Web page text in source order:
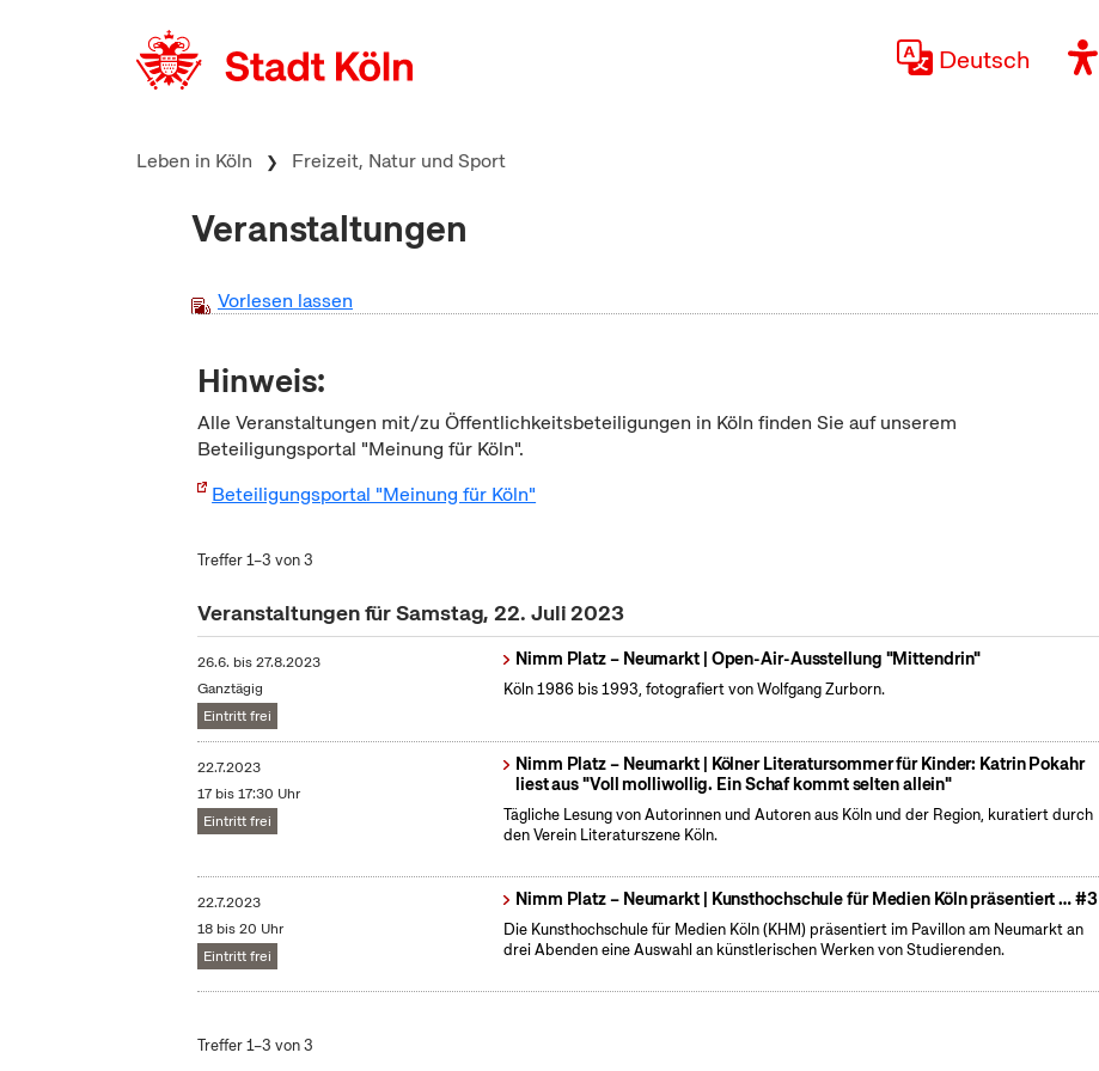
Deutsch
Leben in Köln Freizeit, Natur und Sport
Veranstaltungen
Vorlesen lassen
Hinweis:
Alle Veranstaltungen mit/zu Öffentlichkeitsbeteiligungen in Köln finden Sie auf unserem
Beteiligungsportal "Meinung für Köln".
Beteiligungsportal "Meinung für Köln"
Treffer 1–3 von 3
Veranstaltungen für Samstag, 22. Juli 2023
26.6. bis27.8.2023
Ganztägig
Eintritt frei
Nimm Platz – Neumarkt | Open-Air-Ausstellung "Mittendrin"
Köln 1986 bis 1993, fotografiert von Wolfgang Zurborn.
22.7.2023
17 bis 17:30 Uhr
Eintritt frei
Nimm Platz – Neumarkt | Kölner Literatursommer für Kinder: Katrin Pokahr
liest aus "Voll molliwollig. Ein Schaf kommt selten allein"
Tägliche Lesung von Autorinnen und Autoren aus Köln und der Region, kuratiert durch
den Verein Literaturszene Köln.
22.7.2023
18 bis 20 Uhr
Eintritt frei
Nimm Platz – Neumarkt | Kunsthochschule für Medien Köln präsentiert … #3
Die Kunsthochschule für Medien Köln (KHM) präsentiert im Pavillon am Neumarkt an
drei Abenden eine Auswahl an künstlerischen Werken von Studierenden.
Treffer 1–3 von 3